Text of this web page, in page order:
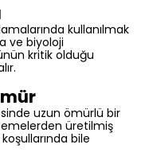
kullanılmak
ve biyoloji
kritik olduğu
uzun ömürlü bir
üretilmiş
bile